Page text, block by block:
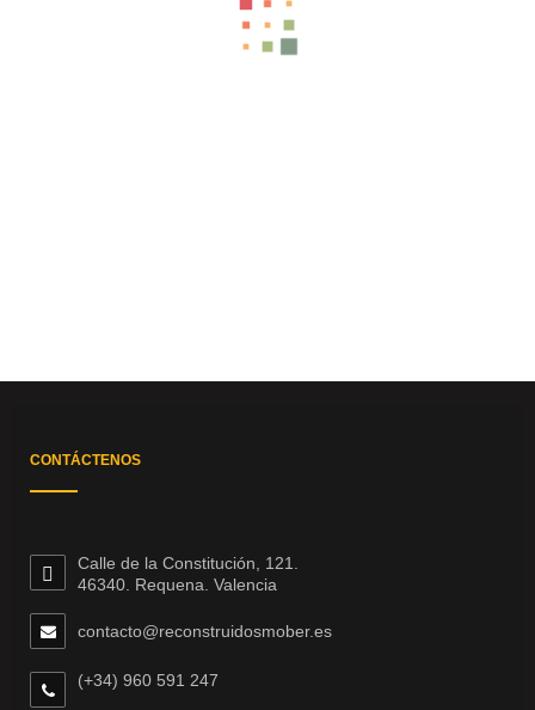
CONTÁCTENOS
Calle de la Constitución, 121.
46340. Requena. Valencia
contacto@reconstruidosmober.es
(+34) 960 591 247